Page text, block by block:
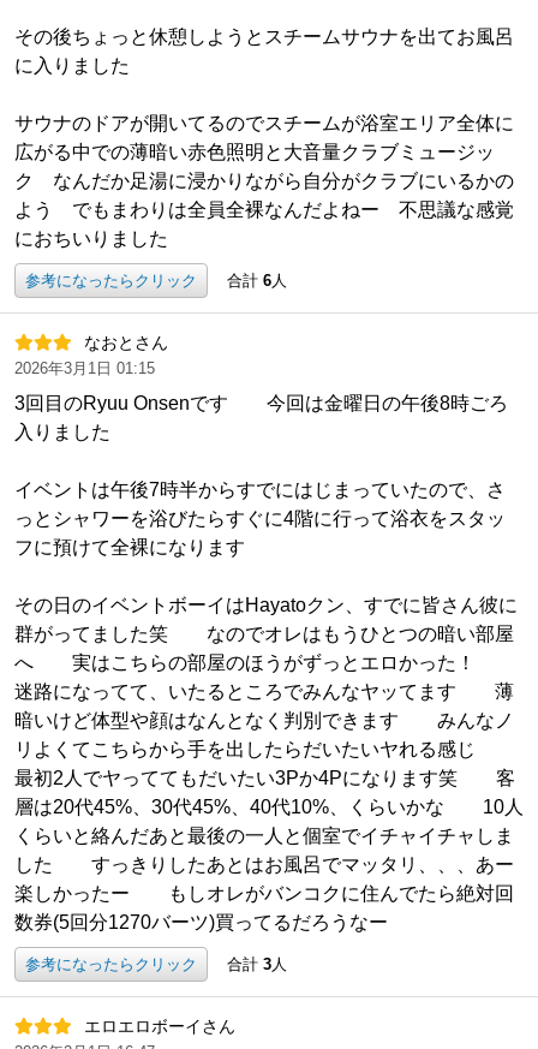
その後ちょっと休憩しようとスチームサウナを出てお風呂
に入りました
サウナのドアが開いてるのでスチームが浴室エリア全体に
広がる中での薄暗い赤色照明と大音量クラブミュージッ
ク なんだか足湯に浸かりながら自分がクラブにいるかの
よう でもまわりは全員全裸なんだよねー 不思議な感覚
におちいりました
参考になったらクリック 合計 6人
なおとさん
2026年3月1日 01:15
3回目のRyuu Onsenです 今回は金曜日の午後8時ごろ
入りました
イベントは午後7時半からすでにはじまっていたので、さ
っとシャワーを浴びたらすぐに4階に行って浴衣をスタッ
フに預けて全裸になります
その日のイベントボーイはHayatoクン、すでに皆さん彼に
群がってました笑 なのでオレはもうひとつの暗い部屋
へ 実はこちらの部屋のほうがずっとエロかった！
迷路になってて、いたるところでみんなヤッてます 薄
暗いけど体型や顔はなんとなく判別できます みんなノ
リよくてこちらから手を出したらだいたいヤれる感じ
最初2人でヤっててもだいたい3Pか4Pになります笑 客
層は20代45%、30代45%、40代10%、くらいかな 10人
くらいと絡んだあと最後の一人と個室でイチャイチャしま
した すっきりしたあとはお風呂でマッタリ、、、あー
楽しかったー もしオレがバンコクに住んでたら絶対回
数券(5回分1270バーツ)買ってるだろうなー
参考になったらクリック 合計 3人
エロエロボーイさん